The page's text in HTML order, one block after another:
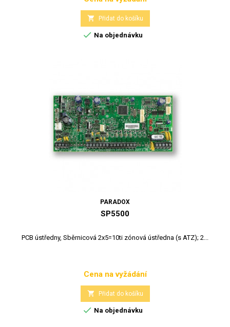
 Přidat do košíku
 Na objednávku
PARADOX
SP5500
PCB ústředny, Sběrnicová 2x5=10ti zónová ústředna (s ATZ); 2...
Cena
Cena na vyžádání
 Přidat do košíku
 Na objednávku